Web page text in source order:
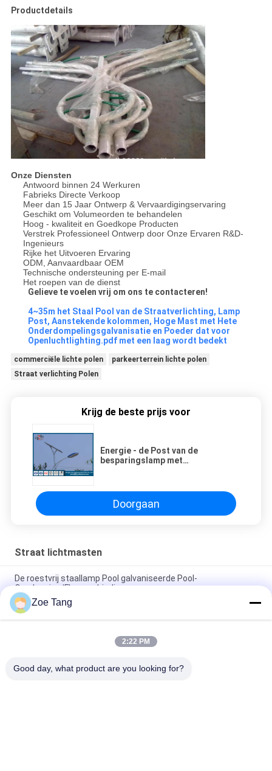
Productdetails
Onze Diensten
Antwoord binnen 24 Werkuren
Fabrieks Directe Verkoop
Meer dan 15 Jaar Ontwerp & Vervaardigingservaring
Geschikt om Volumeorden te behandelen
Hoog - kwaliteit en Goedkope Producten
Verstrek Professioneel Ontwerp door Onze Ervaren R&D-
Ingenieurs
Rijke het Uitvoeren Ervaring
ODM, Aanvaardbaar OEM
Technische ondersteuning per E-mail
Het roepen van de dienst
Gelieve te voelen vrij om ons te contacteren!
4~35m het Staal Pool van de Straatverlichting, Lamp
Post, Aanstekende kolommen, Hoge Mast met Hete
Onderdompelingsgalvanisatie en Poeder dat voor
Openluchtlighting.pdf met een laag wordt bedekt
commerciële lichte polen
parkeerterrein lichte polen
Straat verlichting Polen
Krijg de beste prijs voor
Energie - de Post van de
besparingslamp met
wordt bedekt
Doorgaan
Straat lichtmasten
De roestvrij staallamp Pool galvaniseerde Pool-
Overlapping/Flensverbinding
Kies/de Dubbele van de Wapen Kegelstraatlantaarn Openlucht
Lichte Pool Inrichtingen van Polen uit
De hete Onderdompeling galvaniseerde de Openluchtnorm
Zoe Tang
2:22 PM
Good day, what product are you looking for?